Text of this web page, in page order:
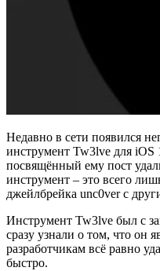
Недавно в сети появился
инструмент Tw3lve для iOS
посвящённый ему пост
инструмент – это всего
джейлбрейка unc0ver с
Инструмент Tw3lve был с
сразу узнали о том, что он
разработчикам всё равно
быстро.